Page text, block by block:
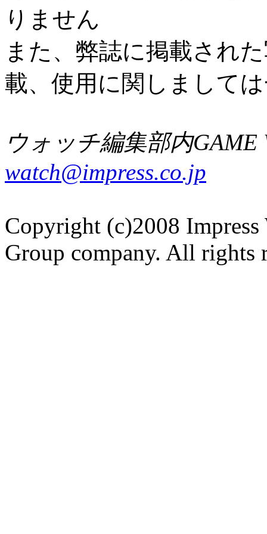
りません
また、弊誌に掲載され
載、使用に関しまして
ウォッチ編集部内GAME
watch@impress.co.jp
Copyright (c)2008 Impress
Group company. All rights